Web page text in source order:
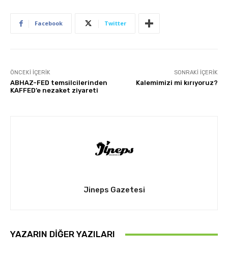
Facebook Twitter
ÖNCEKI İÇERIK
ABHAZ-FED temsilcilerinden
KAFFED’e nezaket ziyareti
SONRAKI İÇERIK
Kalemimizi mi kırıyoruz?
Jineps Gazetesi
YAZARIN DIĞER YAZILARI